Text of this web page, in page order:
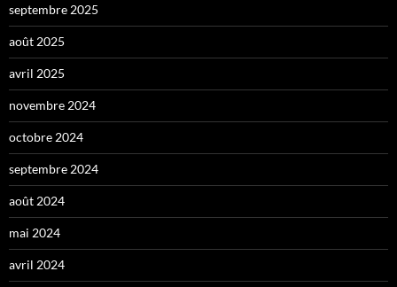
septembre 2025
août 2025
avril 2025
novembre 2024
octobre 2024
septembre 2024
août 2024
mai 2024
avril 2024